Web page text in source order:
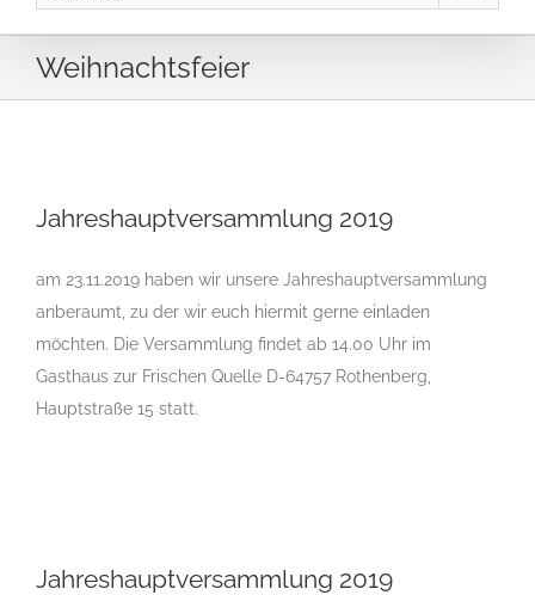
Weihnachtsfeier
Jahreshauptversammlung 2019
am 23.11.2019 haben wir unsere Jahreshauptversammlung
anberaumt, zu der wir euch hiermit gerne einladen
möchten. Die Versammlung findet ab 14.00 Uhr im
Gasthaus zur Frischen Quelle D-64757 Rothenberg,
Hauptstraße 15 statt.
Jahreshauptversammlung 2019